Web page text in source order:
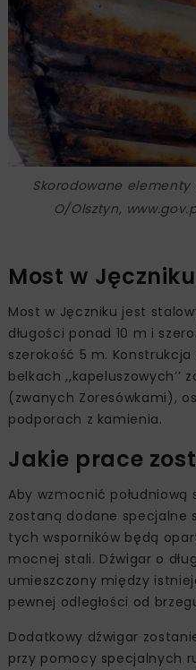
Skorodowane elementy
O/Olsztyn,
Most w
Most w Jęczniku jest
długości ponad 10 m i
szerokość 5 m.
belkach ,,kapeluszowych’’
(zwanych Zoresówkami),
podporach z kamienia.
Jakie prace
Aby wzmocnić
zostaną dodane specjalne
tych wsporników będą
mocnej stali. Dźwigar o
umieszczony między
pewnej odległości od
Dodatkowy dźwigar
przy pomocy specjalnych